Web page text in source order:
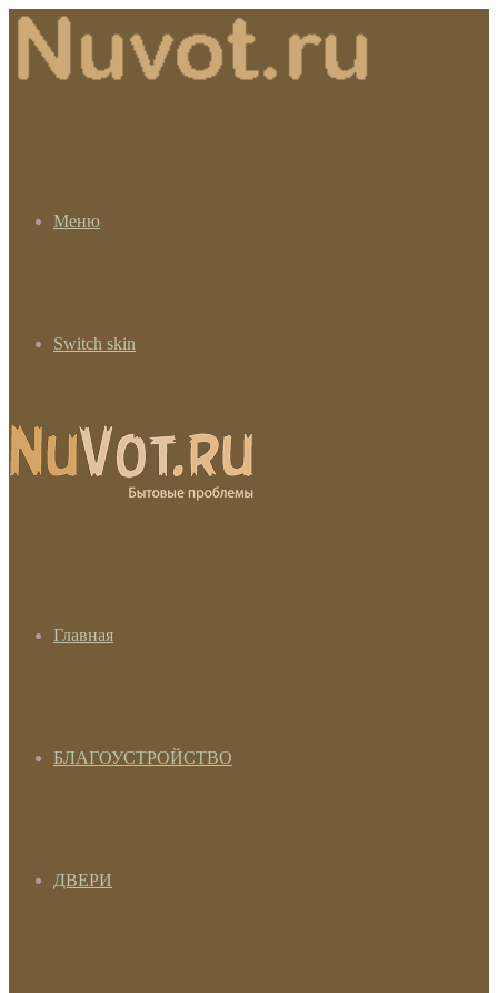
Меню
Switch skin
Главная
БЛАГОУСТРОЙСТВО
ДВЕРИ